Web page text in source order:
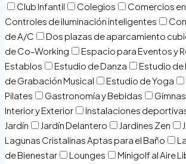
Club Infantil
Colegios
Comercios
Controles de iluminación inteligentes
de A/C
Dos plazas de aparcamiento
de Co-Working
Espacio para Eventos y
Establos
Estudio de Danza Estudio de
de Grabación Musical
Estudio de Yoga
Pilates
Gastronomía y Bebidas
Interior y Exterior
Instalaciones
Jardín
Jardín Delantero Jardines Zen
Lagunas Cristalinas Aptas para el Baño
de Bienestar
Lounges Minigolf al Aire